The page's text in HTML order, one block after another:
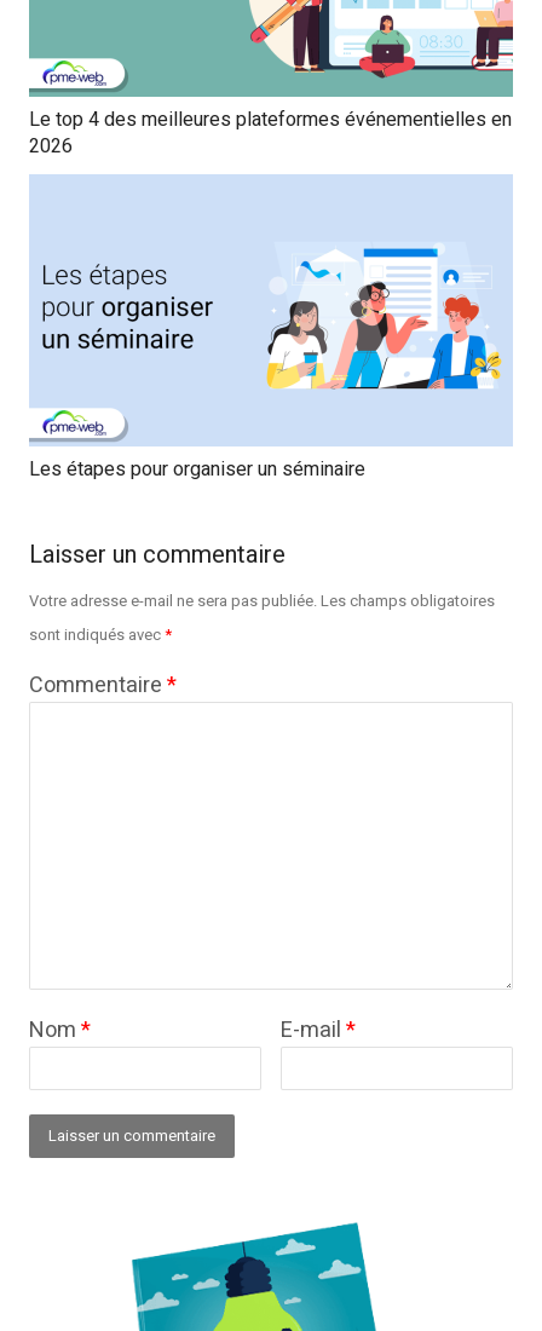
Le top 4 des meilleures plateformes événementielles en
2026
Les étapes pour organiser un séminaire
Laisser un commentaire
Votre adresse e-mail ne sera pas publiée.Les champs obligatoires
sont indiqués avec*
Commentaire*
Nom* E-mail*